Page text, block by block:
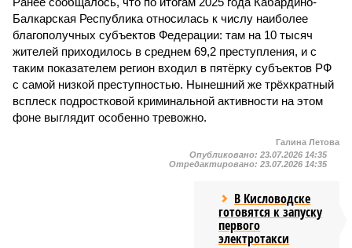
Балкарская Республика относилась к числу наиболее
благополучных субъектов Федерации: там на 10 тысяч
жителей приходилось в среднем 69,2 преступления, и с
таким показателем регион входил в пятёрку субъектов РФ
с самой низкой преступностью. Нынешний же трёхкратный
всплеск подростковой криминальной активности на этом
фоне выглядит особенно тревожно.
Галина Летова
Опубликовано: 23.07.2026 14:35
Отредактировано: 23.07.2026 14:35
В Кисловодске
готовятся к запуску
первого
электротакси